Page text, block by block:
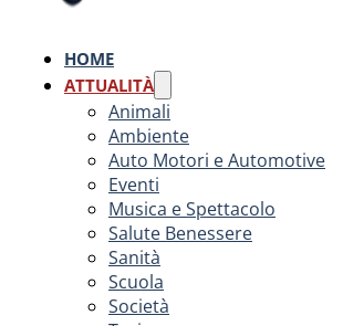
HOME
ATTUALITÀ
Animali
Ambiente
Auto Motori e Automotive
Eventi
Musica e Spettacolo
Salute Benessere
Sanità
Scuola
Società